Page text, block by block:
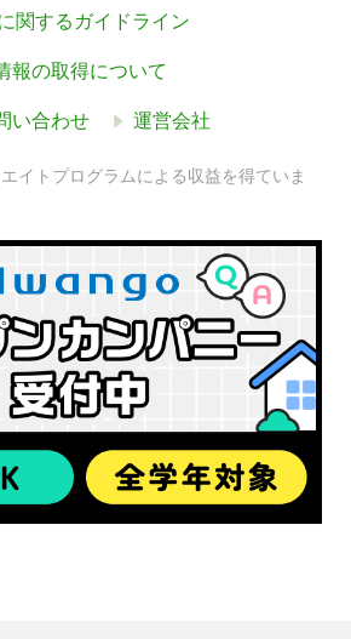
関するガイドライン
報の取得について
い合わせ 運営会社
イトプログラムによる収益を得ていま